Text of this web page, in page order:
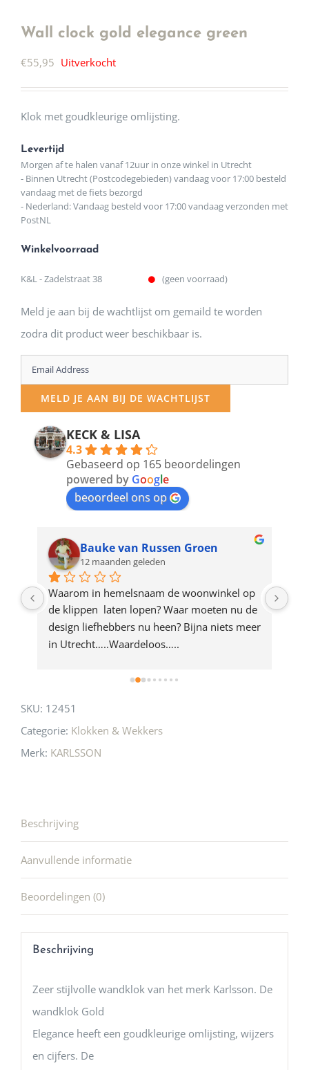
Wall clock gold elegance green
€55,95 Uitverkocht
Klok met goudkleurige omlijsting.
Levertijd
Morgen af te halen vanaf 12uur in onze winkel in Utrecht
- Binnen Utrecht (Postcodegebieden) vandaag voor 17:00 besteld
vandaag met de fiets bezorgd
- Nederland: Vandaag besteld voor 17:00 vandaag verzonden met
PostNL
Winkelvoorraad
K&L - Zadelstraat 38 (geen voorraad)
Meld je aan bij de wachtlijst om gemaild te worden
zodra dit product weer beschikbaar is.
Enter
your
email
address
product
MELD JE AAN BIJ DE WACHTLIJST
KECK & LISA
4.3
Gebaseerd op 165 beoordelingen
powered by Google
beoordeel ons op
Bauke van Russen Groen
12 maanden geleden
Waarom in hemelsnaam de woonwinkel op
de klippen  laten lopen? Waar moeten nu de
design liefhebbers nu heen? Bijna niets meer
in Utrecht…..Waardeloos…..
SKU: 12451
Categorie: Klokken & Wekkers
Merk: KARLSSON
Beschrijving
Aanvullende informatie
Beoordelingen (0)
Beschrijving
Zeer stijlvolle wandklok van het merk Karlsson. De
wandklok Gold
Elegance heeft een goudkleurige omlijsting, wijzers
en cijfers. De